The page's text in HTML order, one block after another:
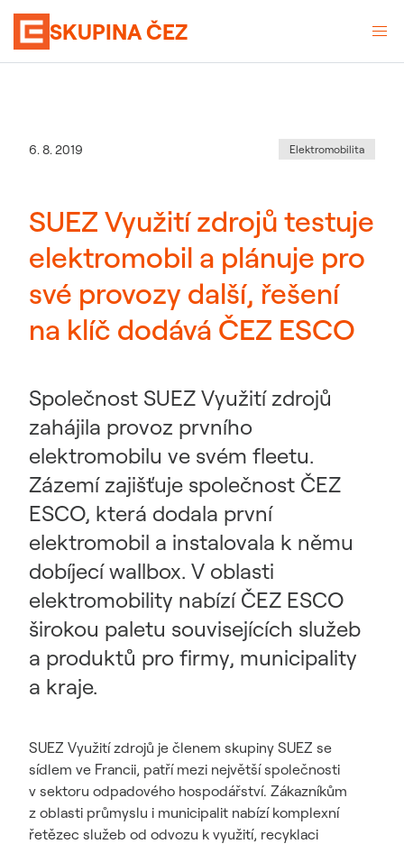
SKUPINA ČEZ
Datum zveřejnění
6. 8. 2019 Kategorie:
Elektromobilita
SUEZ Využití zdrojů testuje
elektromobil a plánuje pro
své provozy další, řešení
na klíč dodává ČEZ ESCO
Společnost SUEZ Využití zdrojů
zahájila provoz prvního
elektromobilu ve svém fleetu.
Zázemí zajišťuje společnost ČEZ
ESCO, která dodala první
elektromobil a instalovala k němu
dobíjecí wallbox. V oblasti
elektromobility nabízí ČEZ ESCO
širokou paletu souvisejících služeb
a produktů pro firmy, municipality
a kraje.
SUEZ Využití zdrojů je členem skupiny SUEZ se
sídlem ve Francii, patří mezi největší společnosti
v sektoru odpadového hospodářství. Zákazníkům
z oblasti průmyslu i municipalit nabízí komplexní
řetězec služeb od odvozu k využití, recyklaci